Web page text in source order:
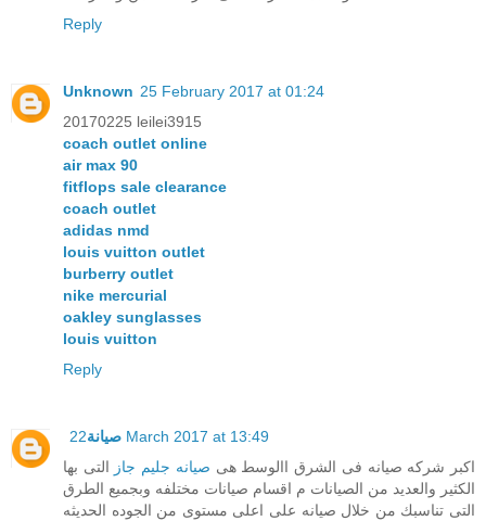
Reply
Unknown 25 February 2017 at 01:24
20170225 leilei3915
coach outlet online
air max 90
fitflops sale clearance
coach outlet
adidas nmd
louis vuitton outlet
burberry outlet
nike mercurial
oakley sunglasses
louis vuitton
Reply
صيانة 22 March 2017 at 13:49
اكبر شركه صيانه فى الشرق االوسط هى صيانه جليم جاز التى بها
الكثير والعديد من الصيانات م اقسام صيانات مختلفه وبجميع الطرق
التى تناسبك من خلال صيانه على اعلى مستوى من الجوده الحديثه